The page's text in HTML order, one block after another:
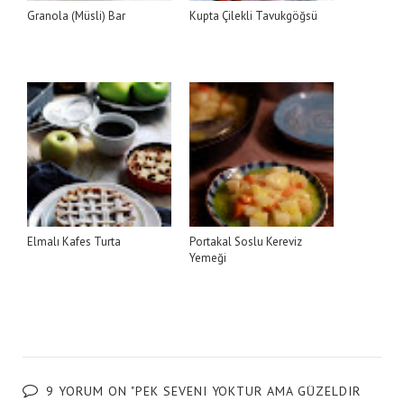
Granola (Müsli) Bar Kupta Çilekli Tavukgöğsü
Elmalı Kafes Turta
Portakal Soslu Kereviz
Yemeği
9 YORUM ON "PEK SEVENI YOKTUR AMA GÜZELDIR